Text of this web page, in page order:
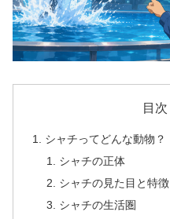
目次
シャチってどんな動物？
シャチの正体
シャチの見た目と特徴
シャチの生活圏